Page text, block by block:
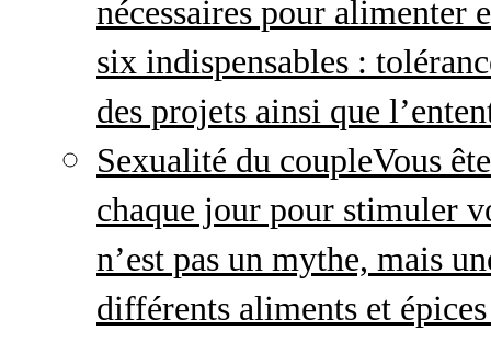
nécessaires pour alimenter
six indispensables :
des projets ainsi que
Sexualité du coupleVous
chaque jour pour stimuler
n’est pas un mythe, mais
différents aliments et